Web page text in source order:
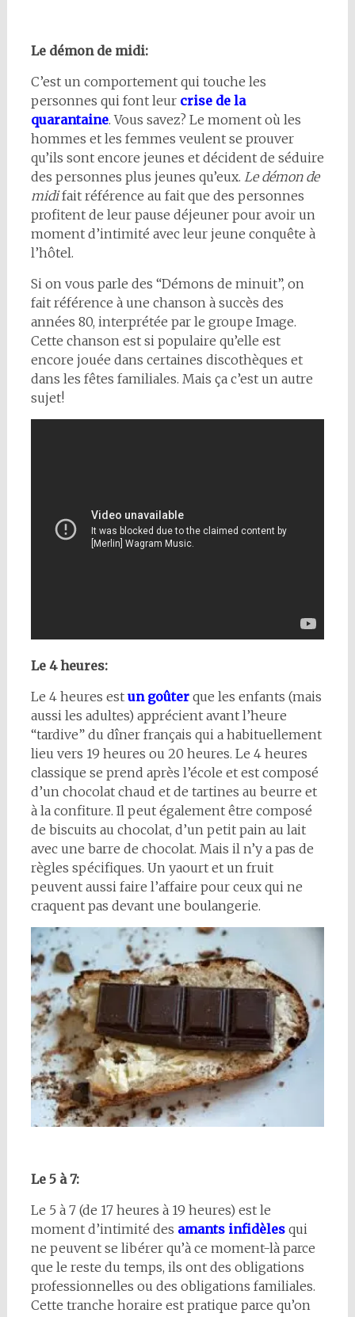
Le démon de midi:
C’est un comportement qui touche les
personnes qui font leur crise de la
quarantaine. Vous savez? Le moment où les
hommes et les femmes veulent se prouver
qu’ils sont encore jeunes et décident de séduire
des personnes plus jeunes qu’eux. Le démon de
midifait référence au fait que des personnes
profitent de leur pause déjeuner pour avoir un
moment d’intimité avec leur jeune conquête à
l’hôtel.
Si on vous parle des “Démons de minuit”, on
fait référence à une chanson à succès des
années 80, interprétée par le groupe Image.
Cette chanson est si populaire qu’elle est
encore jouée dans certaines discothèques et
dans les fêtes familiales. Mais ça c’est un autre
sujet!
Le 4 heures:
Le 4 heures est un goûterque les enfants (mais
aussi les adultes) apprécient avant l’heure
“tardive” du dîner français qui a habituellement
lieu vers 19 heures ou 20 heures. Le 4 heures
classique se prend après l’école et est composé
d’un chocolat chaud et de tartines au beurre et
à la confiture. Il peut également être composé
de biscuits au chocolat, d’un petit pain au lait
avec une barre de chocolat. Mais il n’y a pas de
règles spécifiques. Un yaourt et un fruit
peuvent aussi faire l’affaire pour ceux qui ne
craquent pas devant une boulangerie.
Le 5 à 7:
Le 5 à 7 (de 17 heures à 19 heures) est le
moment d’intimité des amants infidèlesqui
ne peuvent se libérer qu’à ce moment-là parce
que le reste du temps, ils ont des obligations
professionnelles ou des obligations familiales.
Cette tranche horaire est pratique parce qu’on